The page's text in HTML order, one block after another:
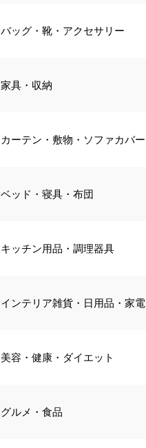
バッグ・靴・アクセサリー
家具・収納
カーテン・敷物・ソファカバー
ベッド・寝具・布団
キッチン用品・調理器具
インテリア雑貨・日用品・家電
美容・健康・ダイエット
グルメ・食品